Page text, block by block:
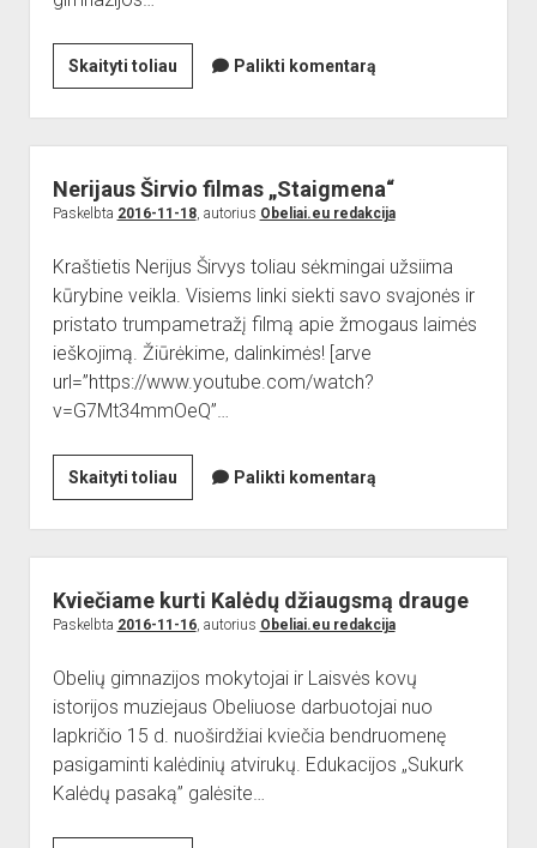
Skaityti toliauSmagi
trečiokų
popietė
Antanašės
bibliotekoje
Palikti komentarą
Nerijaus Širvio filmas „Staigmena“
Paskelbta 2016-11-18, autorius Obeliai.eu redakcija
Kraštietis Nerijus Širvys toliau sėkmingai užsiima
kūrybine veikla. Visiems linki siekti savo svajonės ir
pristato trumpametražį filmą apie žmogaus laimės
ieškojimą. Žiūrėkime, dalinkimės! [arve
url=”https://www.youtube.com/watch?
v=G7Mt34mmOeQ”…
Skaityti toliauNerijaus
Širvio
filmas
„Staigmena“
Palikti komentarą
Kviečiame kurti Kalėdų džiaugsmą drauge
Paskelbta 2016-11-16, autorius Obeliai.eu redakcija
Obelių gimnazijos mokytojai ir Laisvės kovų
istorijos muziejaus Obeliuose darbuotojai nuo
lapkričio 15 d. nuoširdžiai kviečia bendruomenę
pasigaminti kalėdinių atvirukų. Edukacijos „Sukurk
Kalėdų pasaką” galėsite…